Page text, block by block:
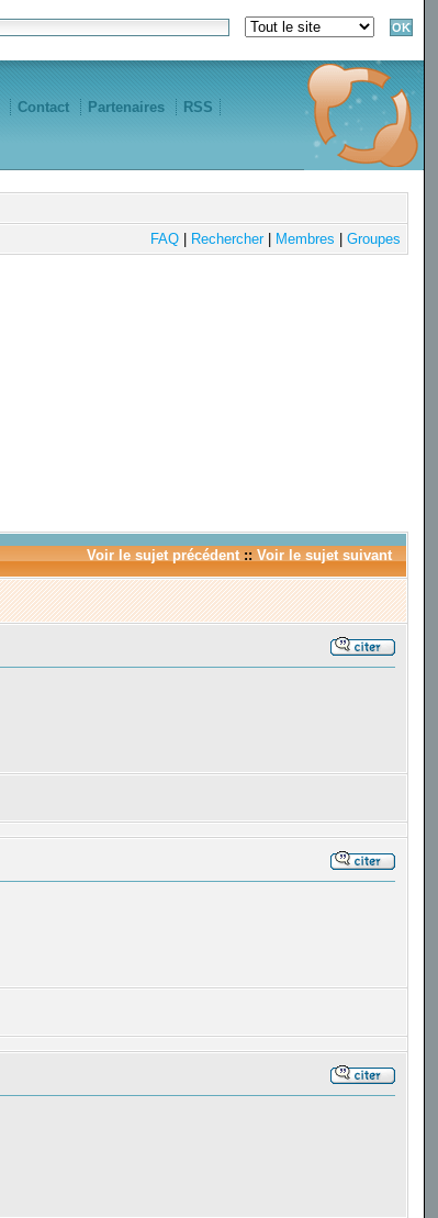
Contact Partenaires RSS
FAQ| Rechercher| Membres Groupes
Voir le sujet précédent:: Voir le sujet suivant